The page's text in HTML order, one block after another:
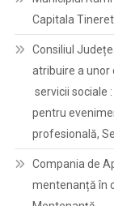
Capitala
Consiliul
atribuire a unor
servicii sociale
pentru
profesională,
Compania de
mentenanță în